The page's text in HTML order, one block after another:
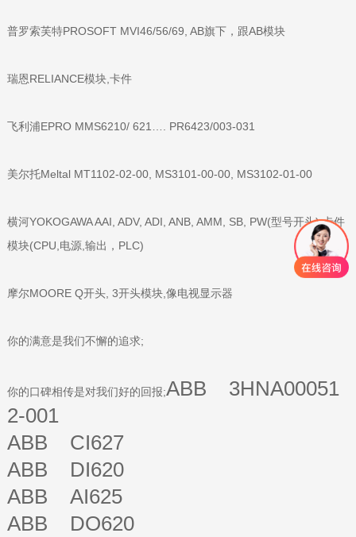
普罗索芙特PROSOFT MVI46/56/69, AB旗下，跟AB模块
瑞恩RELIANCE模块,卡件
飞利浦EPRO MMS6210/ 621…. PR6423/003-031
美尔托Meltal MT1102-02-00, MS3101-00-00, MS3102-01-00
横河YOKOGAWA AAI, ADV, ADI, ANB, AMM, SB, PW(型号开头),卡件
模块(CPU,电源,输出，PLC)
摩尔MOORE Q开头, 3开头模块,像电视显示器
你的满意是我们不懈的追求;
你的口碑相传是对我们好的回报;ABB 3HNA00051
2-001
ABB CI627
ABB DI620
ABB AI625
ABB DO620